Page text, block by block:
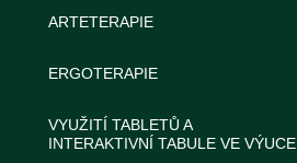
ARTETERAPIE
ERGOTERAPIE
VYUŽITÍ TABLETŮ A
INTERAKTIVNÍ TABULE VE VÝUCE